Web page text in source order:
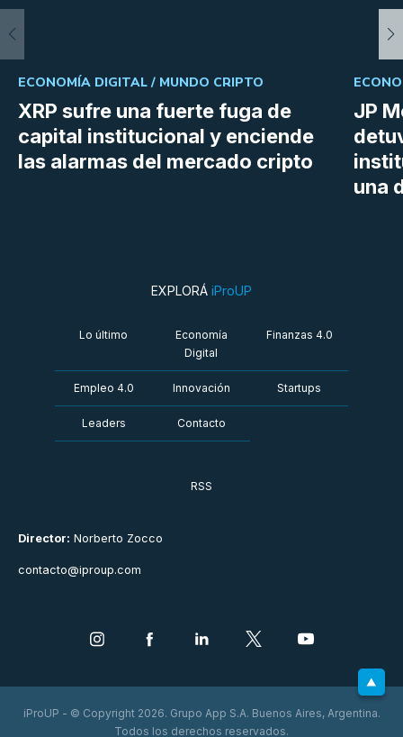
XRP sufre una fuerte fuga de
capital institucional y enciende
las alarmas del mercado cripto
ECONOMÍA DIGITAL / MUNDO CRIPTO
JP
una
Director: Norberto Zocco
contacto@iproup.com
EXPLORÁ iProUP
Lo último
Economía
Digital
Finanzas 4.0
Empleo 4.0 Innovación Startups
Leaders Contacto
RSS
iProUP - © Copyright 2026. Grupo App S.A. Buenos Aires, Argentina.
Todos los derechos reservados.